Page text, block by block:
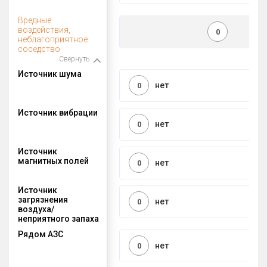
Вредные
воздействия,
неблагоприятное
соседство
Свернуть
0
Источник шума
нет
0
Источник вибрации
нет
0
Источник
магнитных полей
нет
0
Источник
загрязнения
воздуха/
неприятного запаха
нет
0
Рядом АЗС
нет
0